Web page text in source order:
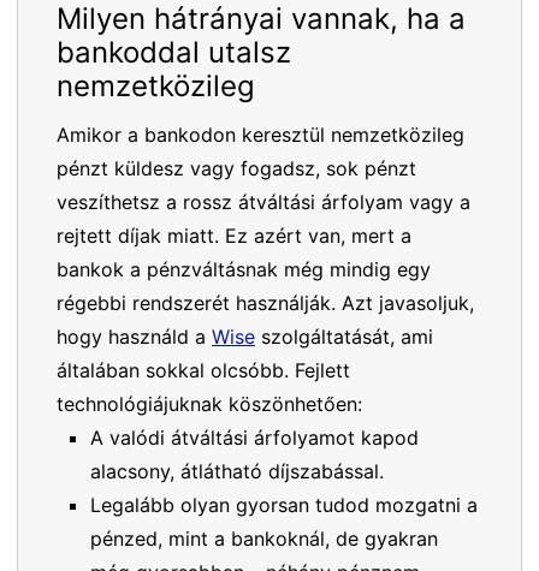
Milyen hátrányai vannak, ha a
bankoddal utalsz
nemzetközileg
Amikor a bankodon keresztül nemzetközileg
pénzt küldesz vagy fogadsz, sok pénzt
veszíthetsz a rossz átváltási árfolyam vagy a
rejtett díjak miatt. Ez azért van, mert a
bankok a pénzváltásnak még mindig egy
régebbi rendszerét használják. Azt javasoljuk,
hogy használd a Wise szolgáltatását, ami
általában sokkal olcsóbb. Fejlett
technológiájuknak köszönhetően:
A valódi átváltási árfolyamot kapod
alacsony, átlátható díjszabással.
Legalább olyan gyorsan tudod mozgatni a
pénzed, mint a bankoknál, de gyakran